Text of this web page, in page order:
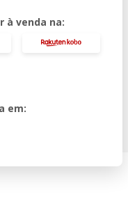
à venda na:
em: